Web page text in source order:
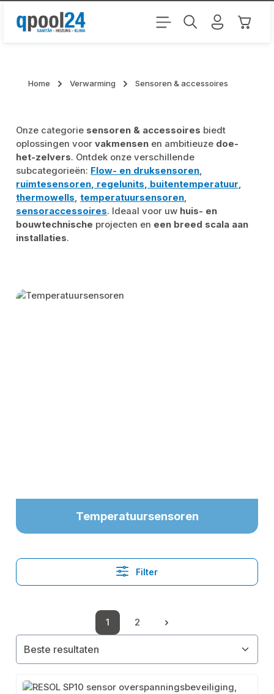
Ga naar de hoofdinhoud
Home Verwarming Sensoren & accessoires
Onze categorie sensoren & accessoires biedt
oplossingen voorvakmensen en ambitieuze doe-
het-zelvers. Ontdek onze verschillende
subcategorieën: Flow- en druksensoren,
ruimtesensoren, regelunits, buitentemperatuur,
thermowells,temperatuursensoren,
sensoraccessoires. Ideaal voor uw huis- en
bouwtechnische projecten en een breed scala aan
installaties.
Skip category gallery
Temperatuursensoren
Filter
Pagina
1
Pagina
2